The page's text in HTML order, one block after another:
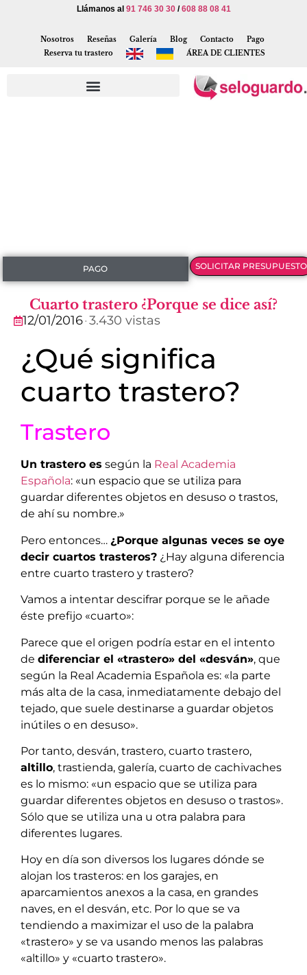
Llámanos al 91 746 30 30/608 88 08 41
Nosotros Reseñas Galería Blog Contacto
Pago
Reserva tu trastero
ÁREA DE CLIENTES
PAGO SOLICITAR PRESUPUESTO
Cuarto trastero ¿Porque se dice así?
12/01/2016·3.430 vistas
¿Qué significa
cuarto trastero?
Trastero
Un trastero es según la Real Academia
Española: «un espacio que se utiliza para
guardar diferentes objetos en desuso o trastos,
de ahí su nombre.»
Pero entonces… ¿Porque algunas veces se oye
decir cuartos trasteros? ¿Hay alguna diferencia
entre cuarto trastero y trastero?
Vamos a intentar descifrar porque se le añade
éste prefijo «cuarto»:
Parece que el origen podría estar en el intento
de diferenciar el «trastero» del «desván», que
según la Real Academia Española es: «la parte
más alta de la casa, inmediatamente debajo del
tejado, que suele destinarse a guardar objetos
inútiles o en desuso».
Por tanto, desván, trastero, cuarto trastero,
altillo, trastienda, galería, cuarto de cachivaches
es lo mismo: «un espacio que se utiliza para
guardar diferentes objetos en desuso o trastos».
Sólo que se utiliza una u otra palabra para
diferentes lugares.
Hoy en día son diversos los lugares dónde se
alojan los trasteros: en los garajes, en
aparcamientos anexos a la casa, en grandes
naves, en el desván, etc. Por lo que se va
tendiendo a maximizar el uso de la palabra
«trastero» y se va usando menos las palabras
«altillo» y «cuarto trastero».